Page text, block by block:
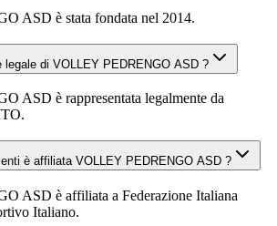
ASD è stata fondata nel 2014.
legale di VOLLEY PEDRENGO ASD ?
ASD è rappresentata legalmente da
è affiliata VOLLEY PEDRENGO ASD ?
ASD è affiliata a Federazione Italiana
Italiano.